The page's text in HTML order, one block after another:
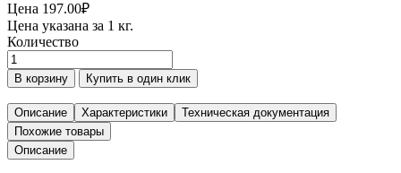
Цена 197.00₽
Цена указана за 1 кг.
Количество
Количество
товара
Электроды
УОНИ
13/55
ф4
(5кг)
В корзину Купить в один клик
Описание Характеристики
Техническая документация
Похожие товары
Описание